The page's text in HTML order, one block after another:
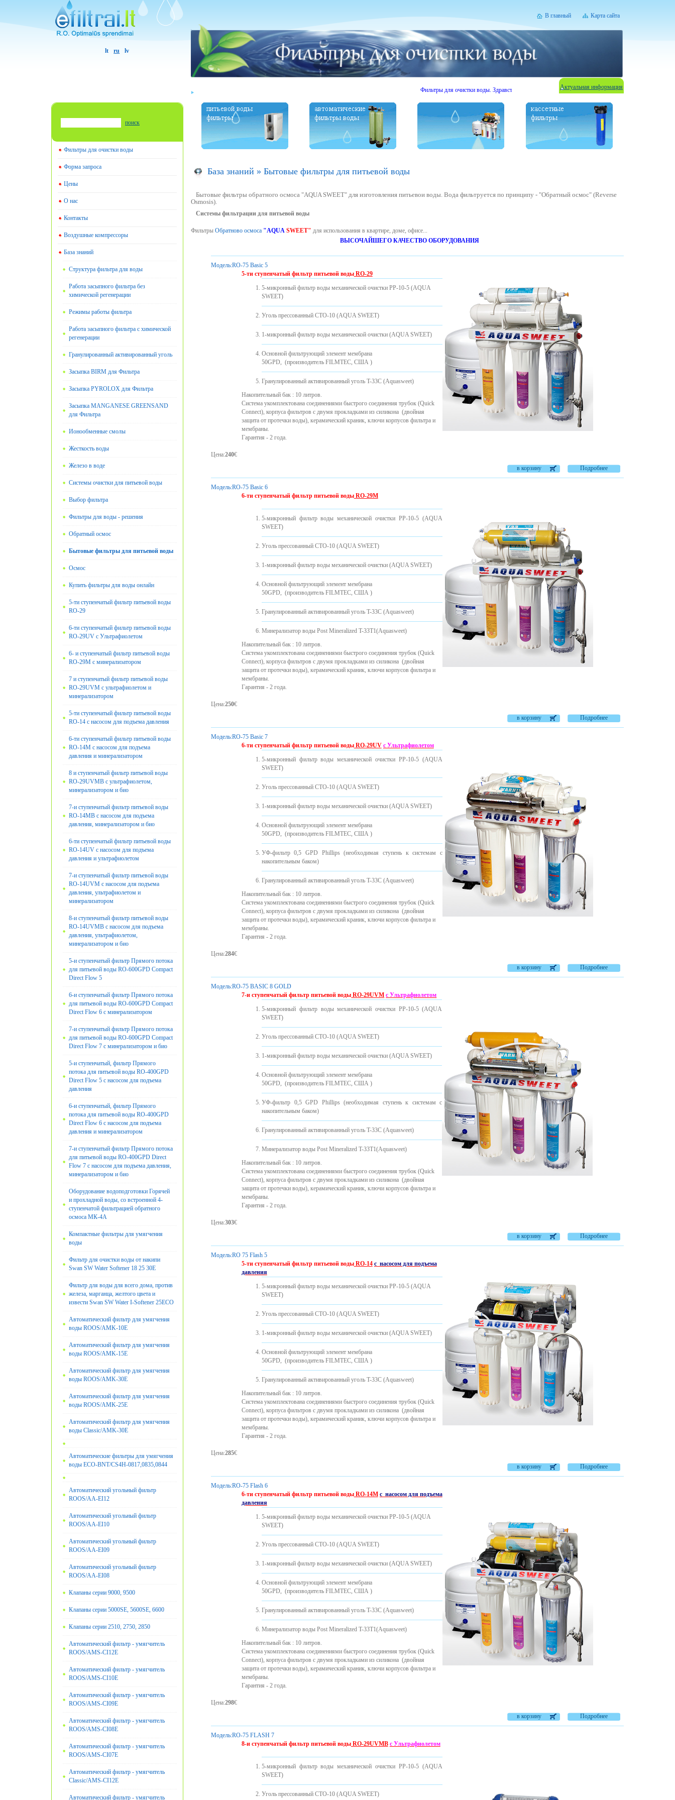
lt ru lv
Карта сайта
В главный
Фильтры для очистки воды. Здравствуйте Уважаемые посетители.Внимание - сезон акций!
Актуальная информация
поиск
Фильтры для очистки воды
Форма запроса
Цены
О нас
Контакты
Воздушные компрессоры
База знаний
Структура фильтра для воды
Работа засыпного фильтра без
химической регенерации
Режимы работы фильтра
Работа засыпного фильтра с химической
регенерации
Гранулированный активированный уголь
Засыпка BIRM для Фильтра
Засыпка PYROLOX для Фильтра
Засыпка MANGANESE GREENSAND
для Фильтра
Ионообменные смолы
Жесткость воды
Железо в воде
Системы очистки для питьевой воды
Выбор фильтра
Фильтры для воды - решения
Обратный осмос
Бытовые фильтры для питьевой воды
Oсмос
Купить фильтры для воды онлайн
5-ти ступенчатый фильтр питьевой воды
RO-29
6-ти ступенчатый фильтр питьевой воды
RO-29UV с Ультрафиолетом
6- и ступенчатый фильтр питьевой воды
RO-29М с минерализатором
7 и ступенчатый фильтр питьевой воды
RO-29UVM с ультрафиолетом и
минерализатором
5-ти ступенчатый фильтр питьевой воды
RO-14 с насосом для подъема давления
6-ти ступенчатый фильтр питьевой воды
RO-14M с насосом для подъема
давления и минерализатором
8 и ступенчатый фильтр питьевой воды
RO-29UVMB с ультрафиолетом,
минерализатором и био
7-и ступенчатый фильтр питьевой воды
RO-14MB с насосом для подъема
давления, минерализатором и био
6-ти ступенчатый фильтр питьевой воды
RO-14UV с насосом для подъема
давления и ультрафиолетом
7-и ступенчатый фильтр питьевой воды
RO-14UVМ с насосом для подъема
давления, ультрафиолетом и
минерализатором
8-и ступенчатый фильтр питьевой воды
RO-14UVМB с насосом для подъема
давления, ультрафиолетом,
минерализатором и био
5-и ступенчатый фильтр Прямого потока
для питьевой воды RO-600GPD Compact
Direct Flow 5
6-и ступенчатый фильтр Прямого потока
для питьевой воды RO-600GPD Compact
Direct Flow 6 с минерализатором
7-и ступенчатый фильтр Прямого потока
для питьевой воды RO-600GPD Compact
Direct Flow 7 с минерализатором и био
5-и ступенчатый, фильтр Прямого
потока для питьевой воды RO-400GPD
Direct Flow 5 с насосом для подъема
давления
6-и ступенчатый, фильтр Прямого
потока для питьевой воды RO-400GPD
Direct Flow 6 с насосом для подъема
давления и минерализатором
7-и ступенчатый фильтр Прямого потока
для питьевой воды RO-400GPD Direct
Flow 7 с насосом для подъема давления,
минерализатором и био
Оборудование водоподготовки Горячей
и прохладной воды, со встроенной 4-
ступенчатой фильтрацией обратного
осмоса МК-4А
Компактные фильтры для умягчения
воды
Фильтр для очистки воды от накипи
Swan SW Water Softener 18 25 30E
Фильтр для воды для всего дома, против
железа, марганца, желтого цвета и
извести Swan SW Water I-Softener 25ECO
Автоматический фильтр для умягчения
воды ROOS/AMK-10E
Автоматический фильтр для умягчения
воды ROOS/AMK-15E
Автоматический фильтр для умягчения
воды ROOS/AMK-30E
Автоматический фильтр для умягчения
воды ROOS/AMK-25E
Автоматический фильтр для умягчения
воды Classic/AMK-30E
Автоматические фильтры для умягчения
воды ECO-BNT/CS4H-0817,0835,0844
Автоматический угольный фильтр
ROOS/AA-EI12
Автоматический угольный фильтр
ROOS/AA-EI10
Автоматический угольный фильтр
ROOS/AA-EI09
Автоматический угольный фильтр
ROOS/AA-EI08
Клапаны серии 9000, 9500
Клапаны серии 5000SE, 5600SE, 6600
Клапаны серии 2510, 2750, 2850
Автоматический фильтр - умягчитель
ROOS/AMS-CI12E
Автоматический фильтр - умягчитель
ROOS/AMS-CI10E
Автоматический фильтр - умягчитель
ROOS/AMS-CI09E
Автоматический фильтр - умягчитель
ROOS/AMS-CI08E
Автоматический фильтр - умягчитель
ROOS/AMS-CI07E
Автоматический фильтр - умягчитель
Classic/AMS-CI12E
Автоматический фильтр - умягчитель
База знаний » Бытовые фильтры для питьевой воды
Бытовые фильтры обратного осмоса "AQUA SWEET" для изготовления питьевои воды. Вода фильтруется по принципу - "Обратный осмос" (Reverse
Osmosis).
Системы фильтрации для питьевой воды
Фильтры Обратново осмоса "AQUA SWEET" для использования в квартире, доме, офисе...
ВЫСОЧАЙШЕГО КАЧЕСТВО ОБОРУДОВАНИЯ
Модель:RO-75 Basic 5
5-ти ступенчатый фильтр питьевой водыRO-29
5-микронный фильтр воды механической очистки PP-10-5 (AQUA
SWEET)
Уголь прессованный CTO-10 (AQUA SWEET)
1-микронный фильтр воды механической очистки (AQUA SWEET)
Основной фильтрующий элемент мембрана
50GPD, (производитель FILMTEC, США )
Гранулированный активированный уголь T-33C (Aquasweet)
Накопительный бак : 10 литров.
Система укомплектована соединениями быстрого соединения трубок (Quick
Connect), корпуса фильтров с двумя прокладками из силикона ​​(двойная
защита от протечки воды), керамический краник, ключи корпусов фильтра и
мембраны.
Гарантия - 2 года.
Цена:240€
Подробнее
в корзину
Модель:RO-75 Basic 6
6-ти ступенчатый фильтр питьевой водыRO-29M
5-микронный фильтр воды механической очистки PP-10-5 (AQUA
SWEET)
Уголь прессованный CTO-10 (AQUA SWEET)
1-микронный фильтр воды механической очистки (AQUA SWEET)
Основной фильтрующий элемент мембрана
50GPD, (производитель FILMTEC, США )
Гранулированный активированный уголь T-33C (Aquasweet)
Минерализатор воды Post Mineralized T-33T1(Aquasweet)
Накопительный бак : 10 литров.
Система укомплектована соединениями быстрого соединения трубок (Quick
Connect), корпуса фильтров с двумя прокладками из силикона ​​(двойная
защита от протечки воды), керамический краник, ключи корпусов фильтра и
мембраны.
Гарантия - 2 года.
Цена:250€
Подробнее
в корзину
Модель:RO-75 Basic 7
6-ти ступенчатый фильтр питьевой водыRO-29UV с Ультрафиолетом
5-микронный фильтр воды механической очистки PP-10-5 (AQUA
SWEET)
Уголь прессованный CTO-10 (AQUA SWEET)
1-микронный фильтр воды механической очистки (AQUA SWEET)
Основной фильтрующий элемент мембрана
50GPD, (производитель FILMTEC, США )
УФ-фильтр 0,5 GPD Phillips (необходимая ступень к системам с
накопительным баком)
Гранулированный активированный уголь T-33C (Aquasweet)
Накопительный бак : 10 литров.
Система укомплектована соединениями быстрого соединения трубок (Quick
Connect), корпуса фильтров с двумя прокладками из силикона ​​(двойная
защита от протечки воды), керамический краник, ключи корпусов фильтра и
мембраны.
Гарантия - 2 года.
Цена:284€
Подробнее
в корзину
Модель:RO-75 BASIC 8 GOLD
7-и ступенчатый фильтр питьевой воды RO-29UVМ с Ультрафиолетом
5-микронный фильтр воды механической очистки PP-10-5 (AQUA
SWEET)
Уголь прессованный CTO-10 (AQUA SWEET)
1-микронный фильтр воды механической очистки (AQUA SWEET)
Основной фильтрующий элемент мембрана
50GPD, (производитель FILMTEC, США )
УФ-фильтр 0,5 GPD Phillips (необходимая ступень к системам с
накопительным баком)
Гранулированный активированный уголь T-33C (Aquasweet)
Минерализатор воды Post Mineralized T-33T1(Aquasweet)
Накопительный бак : 10 литров.
Система укомплектована соединениями быстрого соединения трубок (Quick
Connect), корпуса фильтров с двумя прокладками из силикона ​​(двойная
защита от протечки воды), керамический краник, ключи корпусов фильтра и
мембраны.
Гарантия - 2 года.
Цена:303€
Подробнее
в корзину
Модель:RO 75 Flash 5
5-ти ступенчатый фильтр питьевой водыRO-14 с насосом для подъема
давления
5-микронный фильтр воды механической очистки PP-10-5 (AQUA
SWEET)
Уголь прессованный CTO-10 (AQUA SWEET)
1-микронный фильтр воды механической очистки (AQUA SWEET)
Основной фильтрующий элемент мембрана
50GPD, (производитель FILMTEC, США )
Гранулированный активированный уголь T-33C (Aquasweet)
Накопительный бак : 10 литров.
Система укомплектована соединениями быстрого соединения трубок (Quick
Connect), корпуса фильтров с двумя прокладками из силикона ​​(двойная
защита от протечки воды), керамический краник, ключи корпусов фильтра и
мембраны.
Гарантия - 2 года.
Цена:285€
Подробнее
в корзину
Модель:RO-75 Flash 6
6-ти ступенчатый фильтр питьевой водыRO-14М с насосом для подъема
давления
5-микронный фильтр воды механической очистки PP-10-5 (AQUA
SWEET)
Уголь прессованный CTO-10 (AQUA SWEET)
1-микронный фильтр воды механической очистки (AQUA SWEET)
Основной фильтрующий элемент мембрана
50GPD, (производитель FILMTEC, США )
Гранулированный активированный уголь T-33C (Aquasweet)
Минерализатор воды Post Mineralized T-33T1(Aquasweet)
Накопительный бак : 10 литров.
Система укомплектована соединениями быстрого соединения трубок (Quick
Connect), корпуса фильтров с двумя прокладками из силикона ​​(двойная
защита от протечки воды), керамический краник, ключи корпусов фильтра и
мембраны.
Гарантия - 2 года.
Цена:298€
Подробнее
в корзину
Модель:RO-75 FLASH 7
8-и ступенчатый фильтр питьевой водыRO-29UVМB с Ультрафиолетом
5-микронный фильтр воды механической очистки PP-10-5 (AQUA
SWEET)
Уголь прессованный CTO-10 (AQUA SWEET)